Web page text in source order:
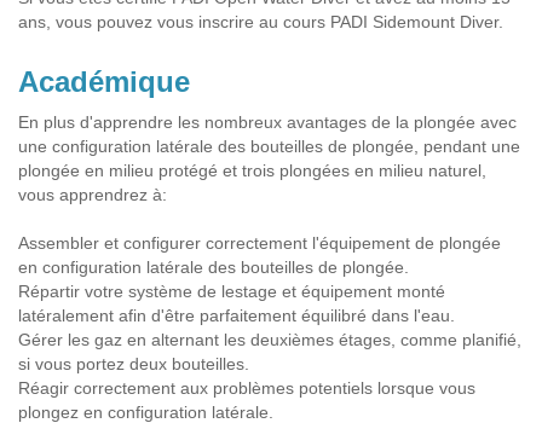
ans, vous pouvez vous inscrire au cours PADI Sidemount Diver.
Académique
En plus d'apprendre les nombreux avantages de la plongée avec
une configuration latérale des bouteilles de plongée, pendant une
plongée en milieu protégé et trois plongées en milieu naturel,
vous apprendrez à:
Assembler et configurer correctement l'équipement de plongée
en configuration latérale des bouteilles de plongée.
Répartir votre système de lestage et équipement monté
latéralement afin d'être parfaitement équilibré dans l'eau.
Gérer les gaz en alternant les deuxièmes étages, comme planifié,
si vous portez deux bouteilles.
Réagir correctement aux problèmes potentiels lorsque vous
plongez en configuration latérale.